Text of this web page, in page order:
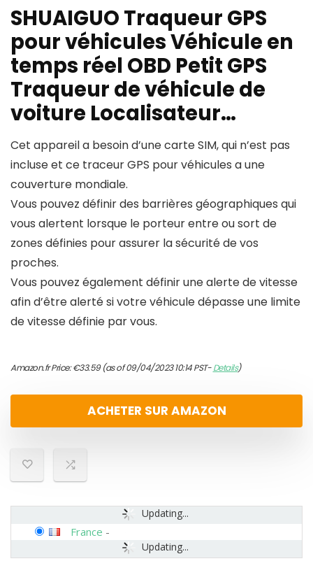
SHUAIGUO Traqueur GPS
pour véhicules Véhicule en
temps réel OBD Petit GPS
Traqueur de véhicule de
voiture Localisateur…
Cet appareil a besoin d’une carte SIM, qui n’est pas
incluse et ce traceur GPS pour véhicules a une
couverture mondiale.
Vous pouvez définir des barrières géographiques qui
vous alertent lorsque le porteur entre ou sort de
zones définies pour assurer la sécurité de vos
proches.
Vous pouvez également définir une alerte de vitesse
afin d’être alerté si votre véhicule dépasse une limite
de vitesse définie par vous.
Amazon.fr Price:€33.59(as of 09/04/2023 10:14 PST-Details)
ACHETER SUR AMAZON
Updating...
Updating...
France -